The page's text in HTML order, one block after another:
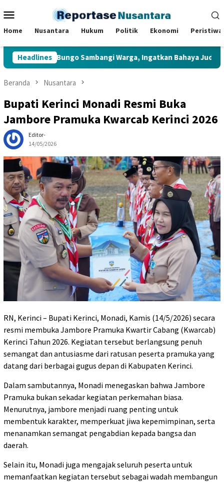
ke
Mobile
Home Nusantara Hukum Politik Ekonomi Peristiwa
Headlines
Muara Bungo Sambangi Warga, Ingatkan Bahaya Judi Online
Beranda Nusantara
Bupati Kerinci Monadi Resmi Buka
Jambore Pramuka Kwarcab Kerinci 2026
Editor-
14/05/2026
RN, Kerinci – Bupati Kerinci, Monadi, Kamis (14/5/2026) secara
resmi membuka Jambore Pramuka Kwartir Cabang (Kwarcab)
Kerinci Tahun 2026. Kegiatan tersebut berlangsung penuh
semangat dan antusiasme dari ratusan peserta pramuka yang
datang dari berbagai gugus depan di Kabupaten Kerinci.
Dalam sambutannya, Monadi menegaskan bahwa Jambore
Pramuka bukan sekadar kegiatan perkemahan biasa.
Menurutnya, jambore menjadi ruang penting untuk
membentuk karakter, memperkuat jiwa kepemimpinan, serta
menanamkan semangat pengabdian kepada bangsa dan
daerah.
Selain itu, Monadi juga mengajak seluruh peserta untuk
memanfaatkan kegiatan tersebut sebagai wadah membangun